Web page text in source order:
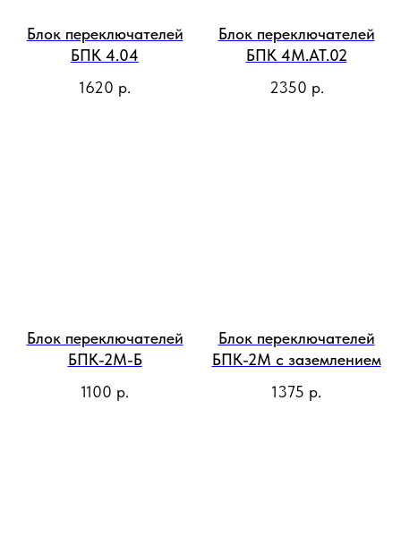
Блок переключателей
БПК 4.04
1620 р.
Блок переключателей
БПК 4М.АТ.02
2350 р.
Блок переключателей
БПК-2М-Б
1100 р.
Блок переключателей
БПК-2М с заземлением
1375 р.